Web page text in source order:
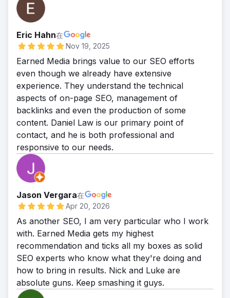
Eric Hahn在
Nov 19, 2025
Earned Media brings value to our SEO efforts
even though we already have extensive
experience. They understand the technical
aspects of on-page SEO, management of
backlinks and even the production of some
content. Daniel Law is our primary point of
contact, and he is both professional and
responsive to our needs.
Jason Vergara在
Apr 20, 2026
As another SEO, I am very particular who I work
with. Earned Media gets my highest
recommendation and ticks all my boxes as solid
SEO experts who know what they're doing and
how to bring in results. Nick and Luke are
absolute guns. Keep smashing it guys.